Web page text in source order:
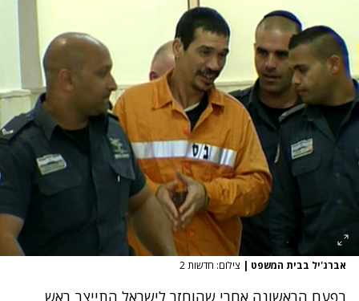
אברג'יל בבית המשפט | צילום: חדשות 2
בפעם הראשונה אחרי שהוחזר לישראל התייצב ראש